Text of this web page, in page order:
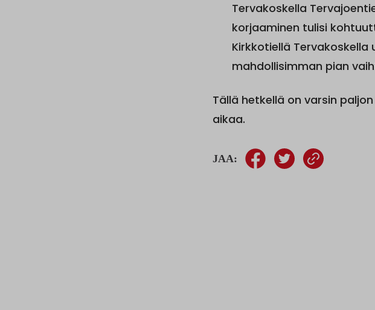
Tervakoskella
korjaaminen tulisi
Kirkkotiellä
mahdollisimman pian
Tällä hetkellä on varsin
aikaa.
JAA: